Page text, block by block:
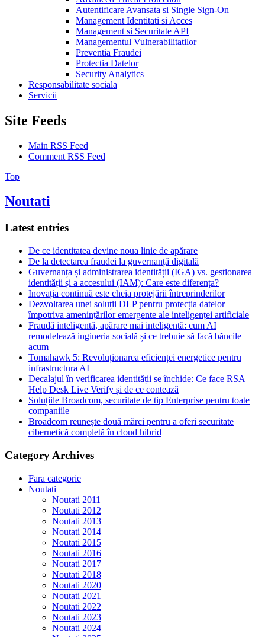
Autentificare Avansata si Single Sign-On
Management Identitati si Acces
Management si Securitate API
Managementul Vulnerabilitatilor
Preventia Fraudei
Protectia Datelor
Security Analytics
Responsabilitate sociala
Servicii
Site Feeds
Main RSS Feed
Comment RSS Feed
Top
Noutati
Latest entries
De ce identitatea devine noua linie de apărare
De la detectarea fraudei la guvernanță digitală
Guvernanța și administrarea identității (IGA) vs. gestionarea
identității și a accesului (IAM): Care este diferența?
Inovația continuă este cheia protejării întreprinderilor
Dezvoltarea unei soluții DLP pentru protecția datelor
împotriva amenințărilor emergente ale inteligenței artificiale
Fraudă inteligentă, apărare mai inteligentă: cum AI
remodelează ingineria socială și ce trebuie să facă băncile
acum
Tomahawk 5: Revoluționarea eficienței energetice pentru
infrastructura AI
Decalajul în verificarea identității se închide: Ce face RSA
Help Desk Live Verify și de ce contează
Soluțiile Broadcom, securitate de tip Enterprise pentru toate
companiile
Broadcom reunește două mărci pentru a oferi securitate
cibernetică completă în cloud hibrid
Category Archives
Fara categorie
Noutati
Noutati 2011
Noutati 2012
Noutati 2013
Noutati 2014
Noutati 2015
Noutati 2016
Noutati 2017
Noutati 2018
Noutati 2020
Noutati 2021
Noutati 2022
Noutati 2023
Noutati 2024